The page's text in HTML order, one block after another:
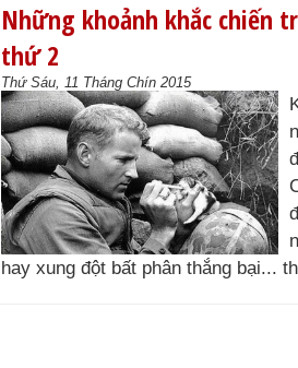
Những khoảnh khắc chiến
thứ 2
Thứ Sáu, 11 Tháng Chín 2015
hay xung đột bất phân thắng bại...